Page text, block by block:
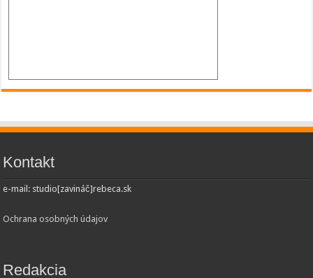
Kontakt
e-mail: studio[zavináč]rebeca.sk
Ochrana osobných údajov
Redakcia